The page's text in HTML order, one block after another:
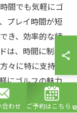
間でも気軽にゴ
プレイ時間が短
き、効率的な練
は、時間に制約
に特に支持さ
にゴルフの魅力
ョンゴルフの人
合わせ ご予約はこちら